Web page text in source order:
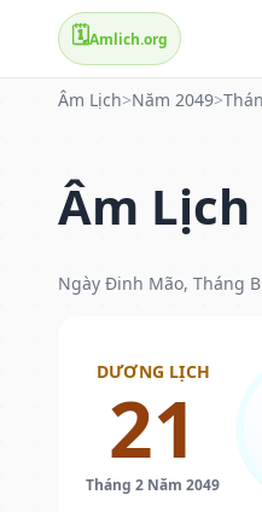
🗓️Amlich.org
Âm Lịch>Năm 2049>
Âm Lịch
Ngày Đinh Mão, Tháng
DƯƠNG LỊCH
21
Tháng 2 Năm 2049